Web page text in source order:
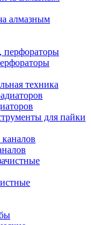
алмазным
техника
для пайки